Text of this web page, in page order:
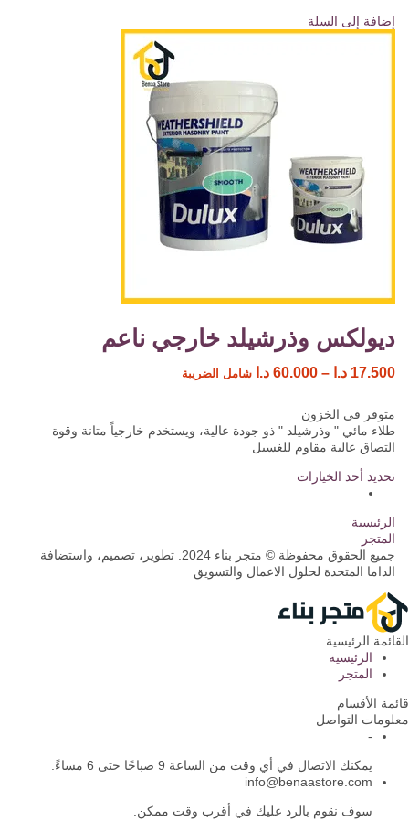
إضافة إلى السلة
ديولكس وذرشيلد خارجي ناعم
17.500 د.ا –
60.000 د.ا شامل الضريبة
متوفر في الخزون
طلاء مائي " وذرشيلد " ذو جودة عالية، ويستخدم خارجياً متانة وقوة
التصاق عالية مقاوم للغسيل
تحديد أحد الخيارات
الرئيسية
المتجر
جميع الحقوق محفوظة © متجر بناء 2024. تطوير، تصميم، واستضافة
الداما المتحدة لحلول الاعمال والتسويق
القائمة الرئيسية
الرئيسية
المتجر
قائمة الأقسام
معلومات التواصل
-
يمكنك الاتصال في أي وقت من الساعة 9 صباحًا حتى 6 مساءً.
info@benaastore.com
سوف نقوم بالرد عليك في أقرب وقت ممكن.